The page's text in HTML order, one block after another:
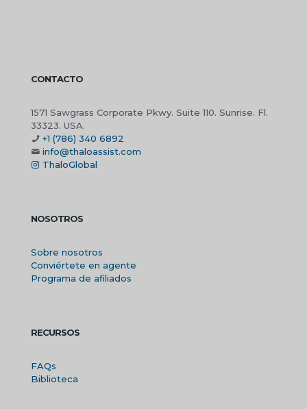
CONTACTO
1571 Sawgrass Corporate Pkwy. Suite 110. Sunrise. Fl.
33323. USA.
+1 (786) 340 6892
info@thaloassist.com
ThaloGlobal
NOSOTROS
Sobre nosotros
Conviértete en agente
Programa de afiliados
RECURSOS
FAQs
Biblioteca